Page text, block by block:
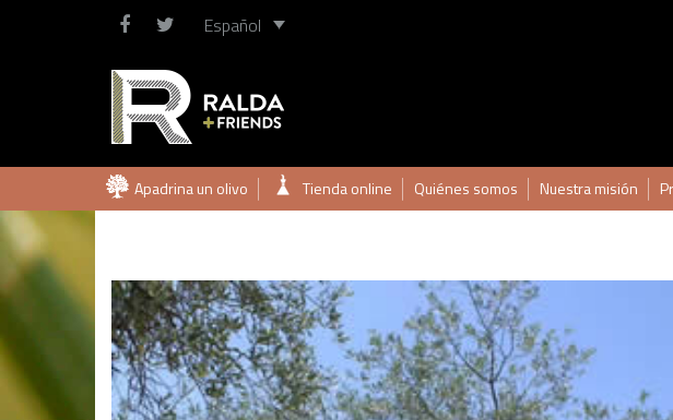
Español
Saltar Apadrina un olivo Tienda online Quiénes somos Nuestra misión